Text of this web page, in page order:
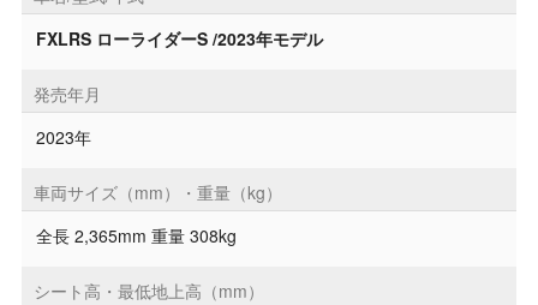
FXLRS ローライダーS /2023年モデル
発売年月
2023年
車両サイズ（mm）・重量（kg）
全長 2,365mm 重量 308kg
シート高・最低地上高（mm）